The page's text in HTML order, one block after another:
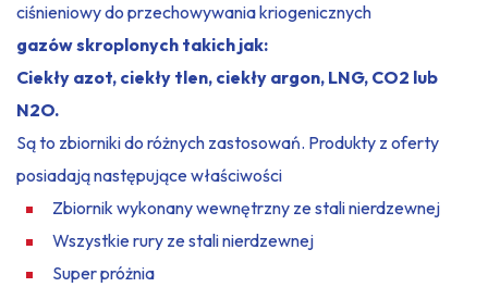
ciśnieniowy do przechowywania kriogenicznych
gazów skroplonych takich jak:
Ciekły azot, ciekły tlen, ciekły argon, LNG, CO2 lub
N2O.
Są to zbiorniki do różnych zastosowań. Produkty z oferty
posiadają następujące właściwości
Zbiornik wykonany wewnętrzny ze stali nierdzewnej
Wszystkie rury ze stali nierdzewnej
Super próżnia